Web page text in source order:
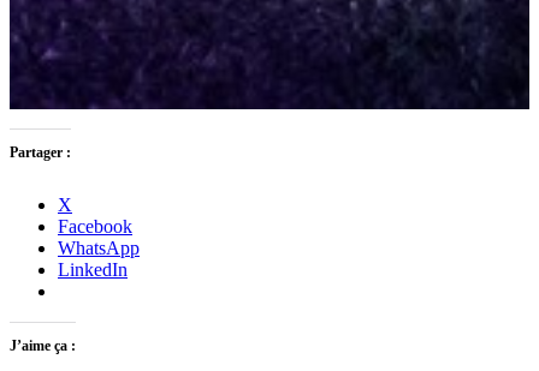
Partager :
X
Facebook
WhatsApp
LinkedIn
J’aime ça :